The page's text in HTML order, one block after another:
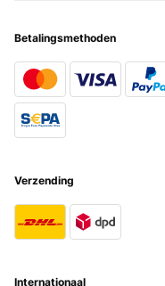
Betalingsmethoden
Verzending
Internationaal